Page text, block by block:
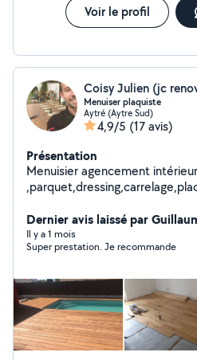
Voir le profil
Coisy Julien (jc
Menuiser plaquiste
Aytré (Aytre Sud)
4,9/5 (17 avis)
Présentation
Menuisier agencement
Dernier avis laissé par
Il y a 1 mois
Super prestation. Je recommande